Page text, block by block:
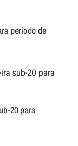
período de
20 para